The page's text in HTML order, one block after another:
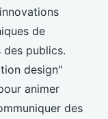
de
publics.
design"
animer
des